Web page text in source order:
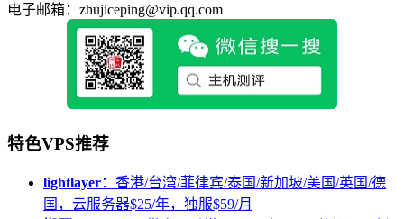
电子邮箱：zhujiceping@vip.qq.com
特色VPS推荐
lightlayer：香港/台湾/菲律宾/泰国/新加坡/美国/英国/德
国，云服务器$25/年，独服$59/月